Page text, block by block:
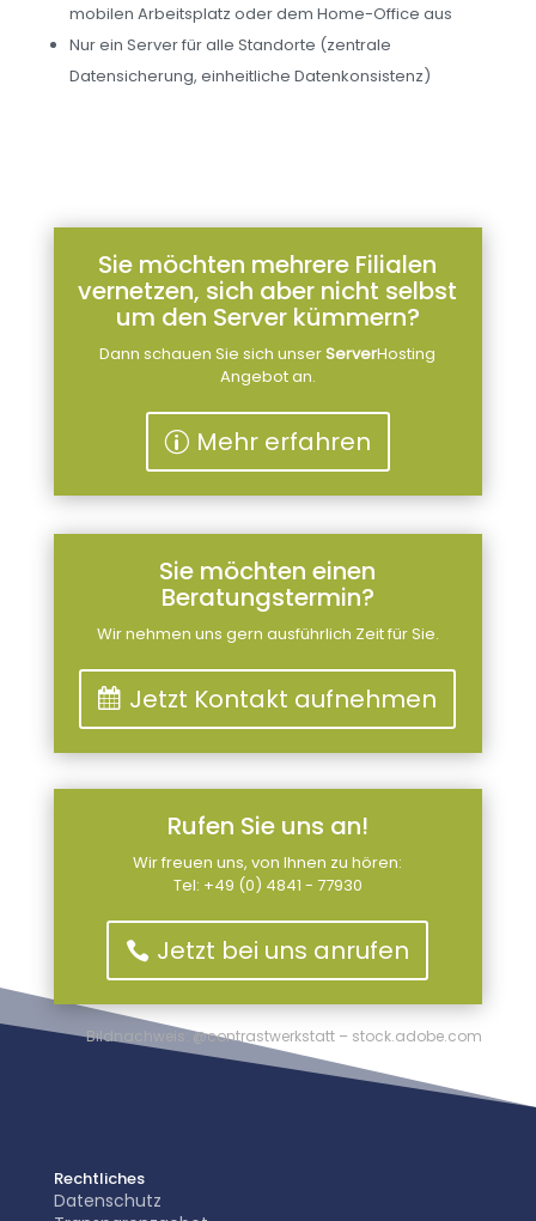
mobilen Arbeitsplatz oder dem Home-Office aus
Nur ein Server für alle Standorte (zentrale
Datensicherung, einheitliche Datenkonsistenz)
Sie möchten mehrere Filialen
vernetzen, sich aber nicht selbst
um den Server kümmern?
Dann schauen Sie sich unserServerHosting
Angebot an.
Mehr erfahren
Sie möchten einen
Beratungstermin?
Wir nehmen uns gern ausführlich Zeit für Sie.
Jetzt Kontakt aufnehmen
Rufen Sie uns an!
Wir freuen uns, von Ihnen zu hören:
Tel: +49 (0) 4841 - 77930
Jetzt bei uns anrufen
Bildnachweis: @contrastwerkstatt – stock.adobe.com
Rechtliches
Datenschutz